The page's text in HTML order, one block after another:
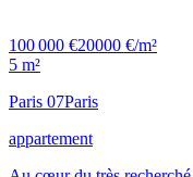
100 000 €20000 €/m²
5 m²
Paris 07Paris
appartement